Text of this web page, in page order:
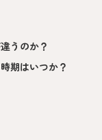
うのか？
期はいつか？